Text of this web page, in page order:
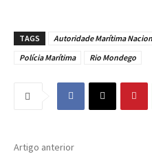
TAGS Autoridade Marítima
Polícia Marítima
Rio Mondego
Artigo anterior